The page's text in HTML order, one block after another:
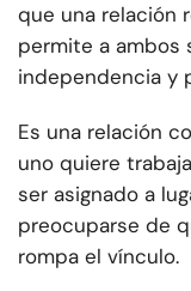
que una relación
permite a ambos
independencia y
Es una relación
uno quiere
ser asignado a
preocuparse de
rompa el vínculo.